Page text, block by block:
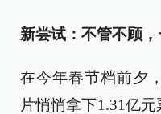
新尝试：不管不顾
在今年春节档前夕
片悄悄拿下1.31亿